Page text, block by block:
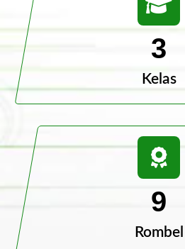
3
Kelas
9
Rombel